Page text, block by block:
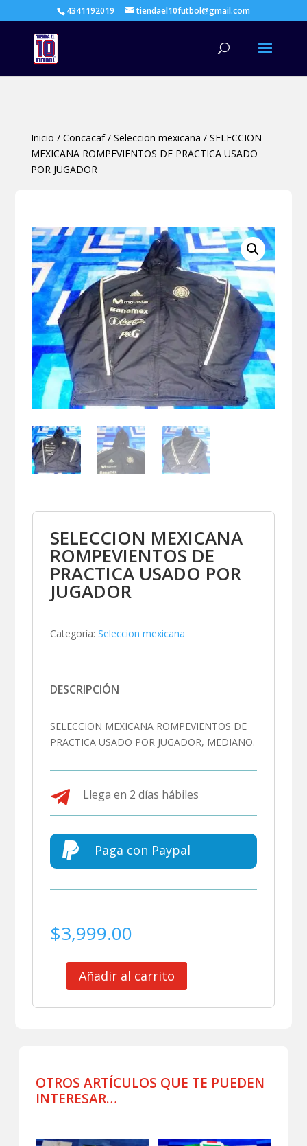
4341192019 tiendael10futbol@gmail.com
Inicio / Concacaf/ Seleccion mexicana / SELECCION
MEXICANA ROMPEVIENTOS DE PRACTICA USADO
POR JUGADOR
SELECCION MEXICANA
ROMPEVIENTOS DE
PRACTICA USADO POR
JUGADOR
Categoría: Seleccion mexicana
DESCRIPCIÓN
SELECCION MEXICANA ROMPEVIENTOS DE
PRACTICA USADO POR JUGADOR, MEDIANO.
 Llega en 2 días hábiles
 Paga con Paypal
$3,999.00
SELECCION
POR
JUGADOR
Añadir al carrito
OTROS ARTÍCULOS QUE TE PUEDEN
INTERESAR…